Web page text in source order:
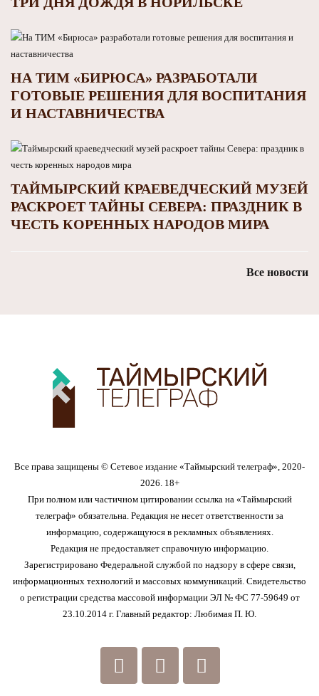
НА ТИМ «БИРЮСА» РАЗРАБОТАЛИ
ГОТОВЫЕ РЕШЕНИЯ ДЛЯ ВОСПИТАНИЯ
И НАСТАВНИЧЕСТВА
ТАЙМЫРСКИЙ КРАЕВЕДЧЕСКИЙ МУЗЕЙ
РАСКРОЕТ ТАЙНЫ СЕВЕРА: ПРАЗДНИК В
ЧЕСТЬ КОРЕННЫХ НАРОДОВ МИРА
Все новости
Все права защищены © Сетевое издание «Таймырский телеграф», 2020-
2026. 18+
При полном или частичном цитировании ссылка на «Таймырский
телеграф» обязательна. Редакция не несет ответственности за
информацию, содержащуюся в рекламных объявлениях.
Редакция не предоставляет справочную информацию.
Зарегистрировано Федеральной службой по надзору в сфере связи,
информационных технологий и массовых коммуникаций. Свидетельство
о регистрации средства массовой информации ЭЛ № ФС 77-59649 от
23.10.2014 г. Главный редактор: Любимая П. Ю.